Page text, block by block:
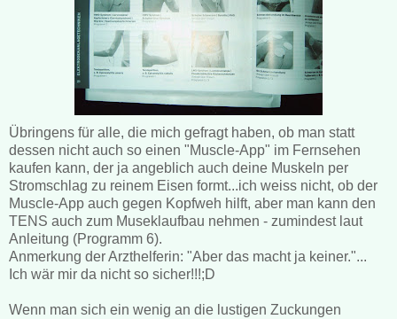
Übringens für alle, die mich gefragt haben, ob man statt
dessen nicht auch so einen "Muscle-App" im Fernsehen
kaufen kann, der ja angeblich auch deine Muskeln per
Stromschlag zu reinem Eisen formt...ich weiss nicht, ob der
Muscle-App auch gegen Kopfweh hilft, aber man kann den
TENS auch zum Museklaufbau nehmen - zumindest laut
Anleitung (Programm 6).
Anmerkung der Arzthelferin: "Aber das macht ja keiner."...
Ich wär mir da nicht so sicher!!!;D
Wenn man sich ein wenig an die lustigen Zuckungen